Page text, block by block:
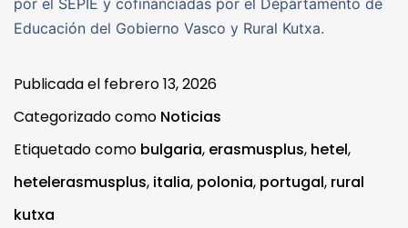
Educación del Gobierno Vasco y Rural Kutxa.
Publicada el febrero 13, 2026
Categorizado como Noticias
Etiquetado como bulgaria, erasmusplus, hetel,
hetelerasmusplus, italia, polonia, portugal, rural
kutxa